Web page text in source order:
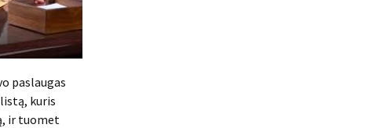
paslaugas
kuris
ir tuomet